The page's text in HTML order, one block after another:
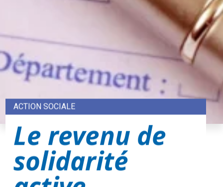
ACTION SOCIALE
Le revenu de
solidarité